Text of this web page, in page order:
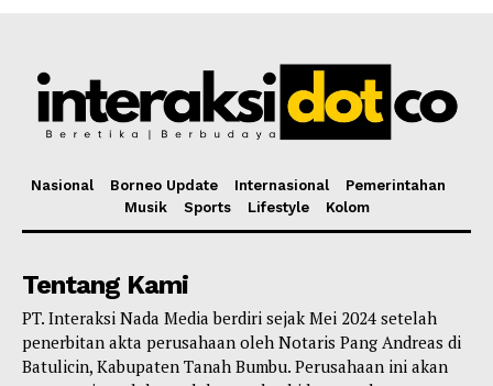
Nasional Borneo Update Internasional
Pemerintahan
Musik
Sports Lifestyle Kolom
Tentang Kami
PT. Interaksi Nada Media berdiri sejak Mei 2024 setelah
penerbitan akta perusahaan oleh Notaris Pang Andreas di
Batulicin, Kabupaten Tanah Bumbu. Perusahaan ini akan